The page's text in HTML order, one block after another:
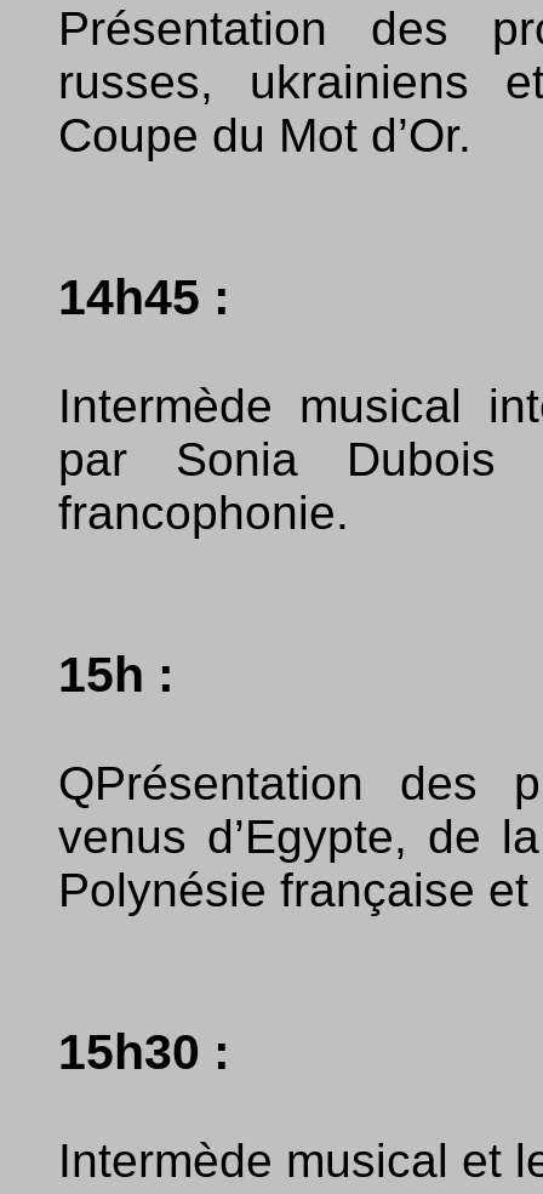
Présentation des
russes, ukrainiens
Coupe du Mot d’Or.
14h45 :
Intermède musical
par Sonia
francophonie.
15h :
QPrésentation des
venus d’Egypte, de
Polynésie française
15h30 :
Intermède musical et